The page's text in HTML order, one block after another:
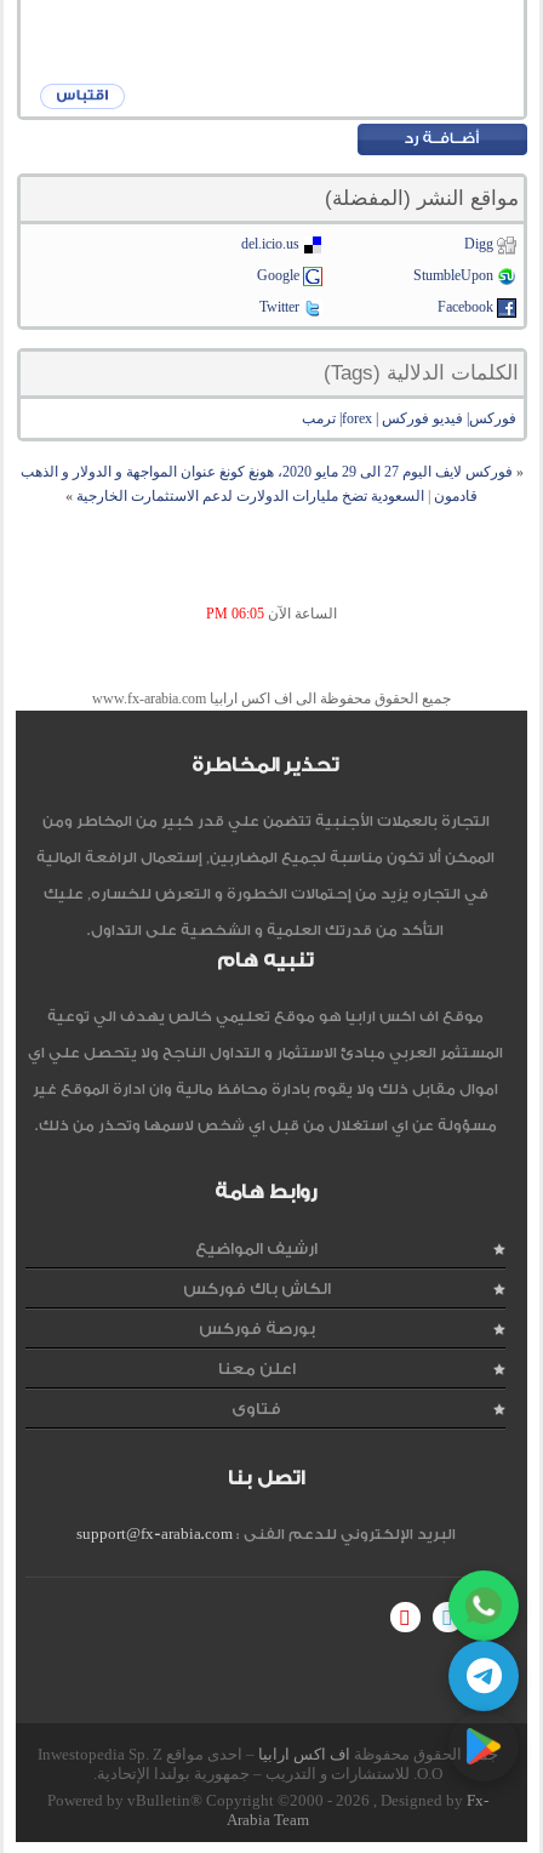
مواقع النشر (المفضلة)
Digg
del.icio.us
StumbleUpon
Google
Facebook
Twitter
الكلمات الدلالية (Tags)
فوركس| فيديو فوركس | forex| ترمب
«
فوركس لايف اليوم 27 الى 29 مايو 2020، هونغ كونغ عنوان المواجهة و الدولار و الذهب
قادمون
السعودية تضخ مليارات الدولارت لدعم الاستثمارت الخارجية »
الساعة الآن 06:05 PM
جميع الحقوق محفوظة الى اف اكس ارابيا www.fx-arabia.com
تحذير المخاطرة
التجارة بالعملات الأجنبية تتضمن علي قدر كبير من المخاطر ومن
الممكن ألا تكون مناسبة لجميع المضاربين, إستعمال الرافعة المالية
في التجاره يزيد من إحتمالات الخطورة و التعرض للخساره, عليك
التأكد من قدرتك العلمية و الشخصية على التداول.
تنبيه هام
موقع اف اكس ارابيا هو موقع تعليمي خالص يهدف الي توعية
المستثمر العربي مبادئ الاستثمار و التداول الناجح ولا يتحصل علي اي
اموال مقابل ذلك ولا يقوم بادارة محافظ مالية وان ادارة الموقع غير
مسؤولة عن اي استغلال من قبل اي شخص لاسمها وتحذر من ذلك.
روابط هامة
ارشيف المواضيع
الكاش باك فوركس
بورصة فوركس
اعلن معنا
فتاوى
اتصل بنا
البريد الإلكتروني للدعم الفنى :support@fx-arabia.com
جميع الحقوق محفوظة اف اكس ارابيا
– احدى مواقع Inwestopedia Sp. Z
O.O. للاستشارات و التدريب – جمهورية بولندا الإتحادية.
Powered by vBulletin® Copyright ©2000 - 2026 , Designed byFx-
Arabia Team